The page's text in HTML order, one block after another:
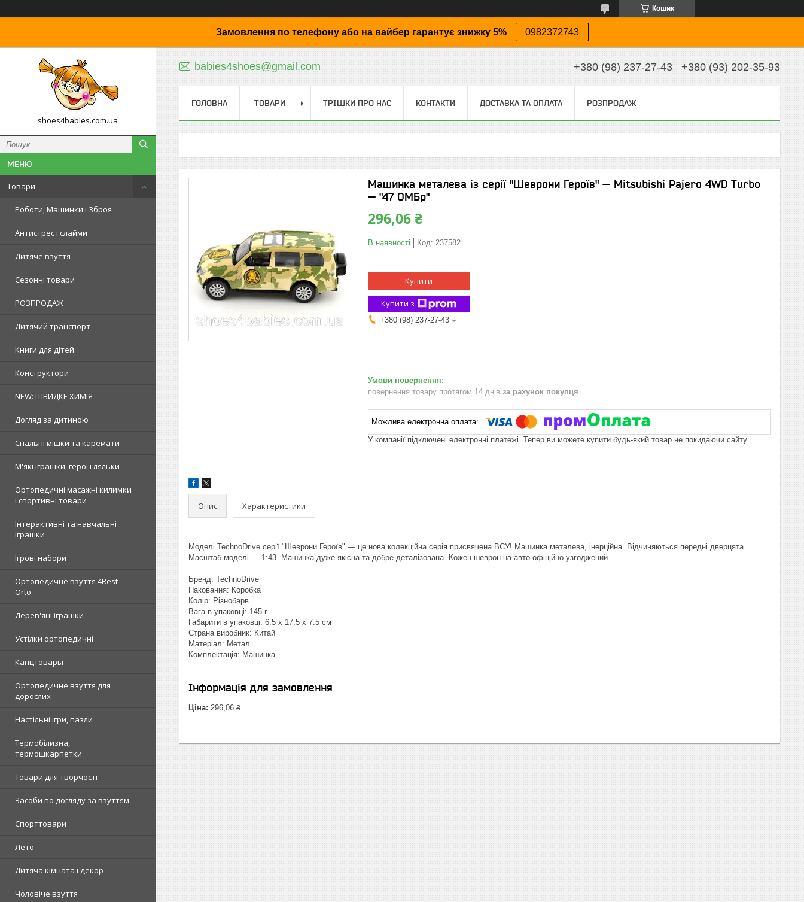
Кошик
Замовлення по телефону або на вайбер гарантує знижку 5% 0982372743
shoes4babies.com.ua
Товари
Роботи, Машинки і Зброя
Антистрес і слайми
Дитяче взуття
Сезонні товари
РОЗПРОДАЖ
Дитячий транспорт
Книги для дітей
Конструктори
NEW: ШВИДКЕ ХИМІЯ
Догляд за дитиною
Спальні мішки та каремати
М'які іграшки, герої і ляльки
Ортопедичні масажні килимки
і спортивні товари
Інтерактивні та навчальні
іграшки
Ігрові набори
Ортопедичне взуття 4Rest
Orto
Дерев'яні іграшки
Устілки ортопедичні
Канцтовары
Ортопедичне взуття для
дорослих
Настільні ігри, пазли
Термобілизна,
термошкарпетки
Товари для творчості
Засоби по догляду за взуттям
Спорттовари
Лето
Дитяча кімната і декор
Чоловіче взуття
babies4shoes@gmail.com +380 (98) 237-27-43 +380 (93) 202-35-93
ГОЛОВНА ТОВАРИ ТРІШКИ ПРО НАС КОНТАКТИ ДОСТАВКА ТА ОПЛАТА РОЗПРОДАЖ
Машинка металева із серії "Шеврони Героїв" — Mitsubishi Pajero 4WD Turbo
— "47 ОМБр"
296,06 ₴
В наявності Код: 237582
Купити
Купити з
+380 (98) 237-27-43
повернення товару протягом 14 днів за рахунок покупця
У компанії підключені електронні платежі. Тепер ви можете купити будь-який товар не покидаючи сайту.
Опис Характеристики
Моделі TechnoDrive серії "Шеврони Героїв" — це нова колекційна серія присвячена ВСУ! Машинка металева, інерційна. Відчиняються передні дверцята.
Масштаб моделі — 1:43. Машинка дуже якісна та добре деталізована. Кожен шеврон на авто офіційно узгоджений.
Бренд: TechnoDrive
Паковання: Коробка
Колір: Різнобарв
Вага в упаковці: 145 г
Габарити в упаковці: 6.5 x 17.5 x 7.5 см
Страна виробник: Китай
Матеріал: Метал
Комплектація: Машинка
Інформація для замовлення
Ціна: 296,06 ₴